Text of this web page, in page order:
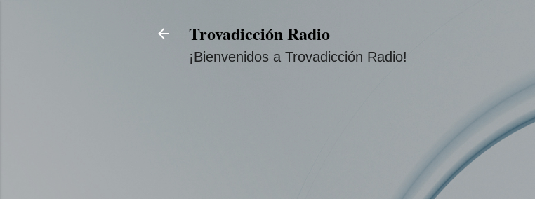
Trovadicción Radio
¡Bienvenidos a Trovadicción Radio!